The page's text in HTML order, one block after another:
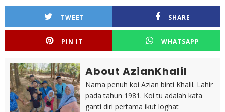
TWEET SHARE
PIN IT WHATSAPP
About AzianKhalil
Nama penuh koi Azian binti Khalil. Lahir
pada tahun 1981. Koi tu adalah kata
ganti diri pertama ikut loghat